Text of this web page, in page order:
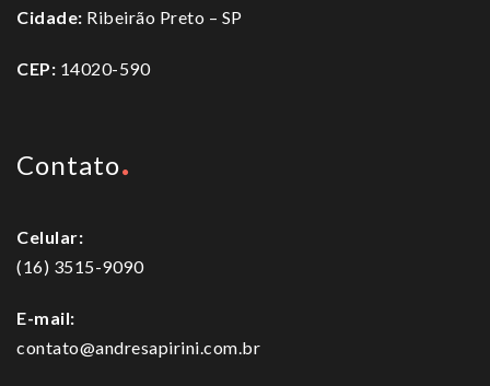
Cidade: Ribeirão Preto – SP
CEP: 14020-590
Contato
Celular:
(16) 3515-9090
E-mail:
contato@andresapirini.com.br